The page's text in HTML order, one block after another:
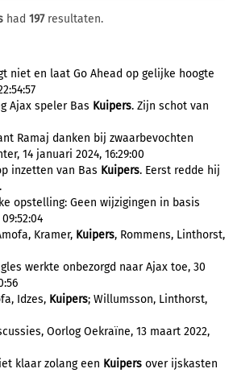
had 197resultaten.
niet en laat Go Ahead op gelijke hoogte
Ajax speler Bas Kuipers. Zijn schot van
Ramaj danken bij zwaarbevochten
14 januari 2024, 16:29:00
inzetten van Bas Kuipers. Eerst redde hij
opstelling: Geen wijzigingen in basis
Kramer, Kuipers, Rommens, Linthorst,
werkte onbezorgd naar Ajax toe, 30
Idzes, Kuipers; Willumsson, Linthorst,
Oorlog Oekraïne, 13 maart 2022,
klaar zolang een Kuipers over ijskasten